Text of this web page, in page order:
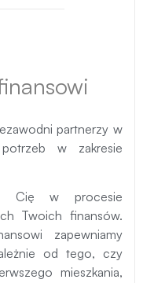
partnerzy w
w zakresie
Cię w procesie
Twoich finansów.
zapewniamy
od tego, czy
mieszkania,